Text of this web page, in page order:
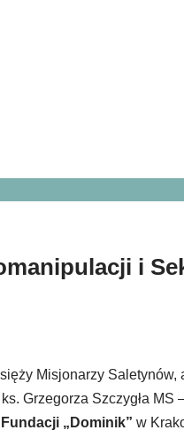
i
Misjonarzy Saletynów,
Grzegorza Szczygła MS
„Dominik” w